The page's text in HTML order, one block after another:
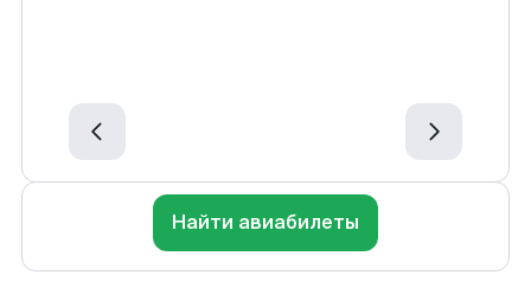
Найти авиабилеты